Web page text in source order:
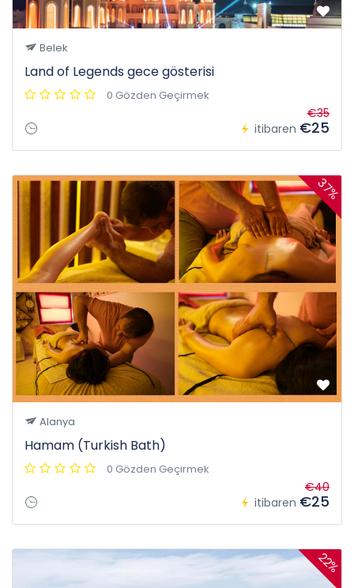
Belek
Land of Legends gece gösterisi
0 Gözden Geçirmek
itibaren
€35
€25
37%
Alanya
Hamam (Turkish Bath)
0 Gözden Geçirmek
itibaren
€40
€25
22%